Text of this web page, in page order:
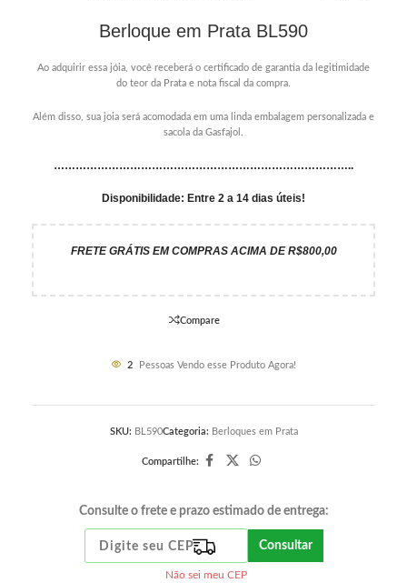
Berloque em Prata BL590
Ao adquirir essa jóia, você receberá o certificado de garantia da legitimidade
do teor da Prata e nota fiscal da compra.
Além disso, sua joia será acomodada em uma linda embalagem personalizada e
sacola da Gasfajol.
………………………………………………………………………..
Disponibilidade: Entre 2 a 14 dias úteis!
FRETE GRÁTIS EM COMPRAS ACIMA DE R$800,00
Compare
2 Pessoas Vendo esse Produto Agora!
SKU: BL590Categoria: Berloques em Prata
Compartilhe:
Consulte o frete e prazo estimado de entrega:
Consultar
Não sei meu CEP